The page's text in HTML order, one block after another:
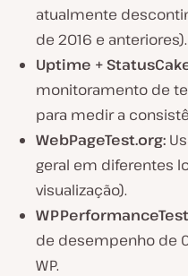
atualmente
de 2016 e anteriores).
Uptime +
monitoramento de
para medir a
WebPageTest.org:
geral em diferentes
visualização).
de desempenho de
WP.